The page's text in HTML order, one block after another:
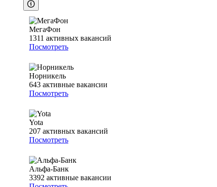
МегаФон
1311 активных вакансий
Посмотреть
Норникель
643 активные вакансии
Посмотреть
Yota
207 активных вакансий
Посмотреть
Альфа-Банк
3392 активные вакансии